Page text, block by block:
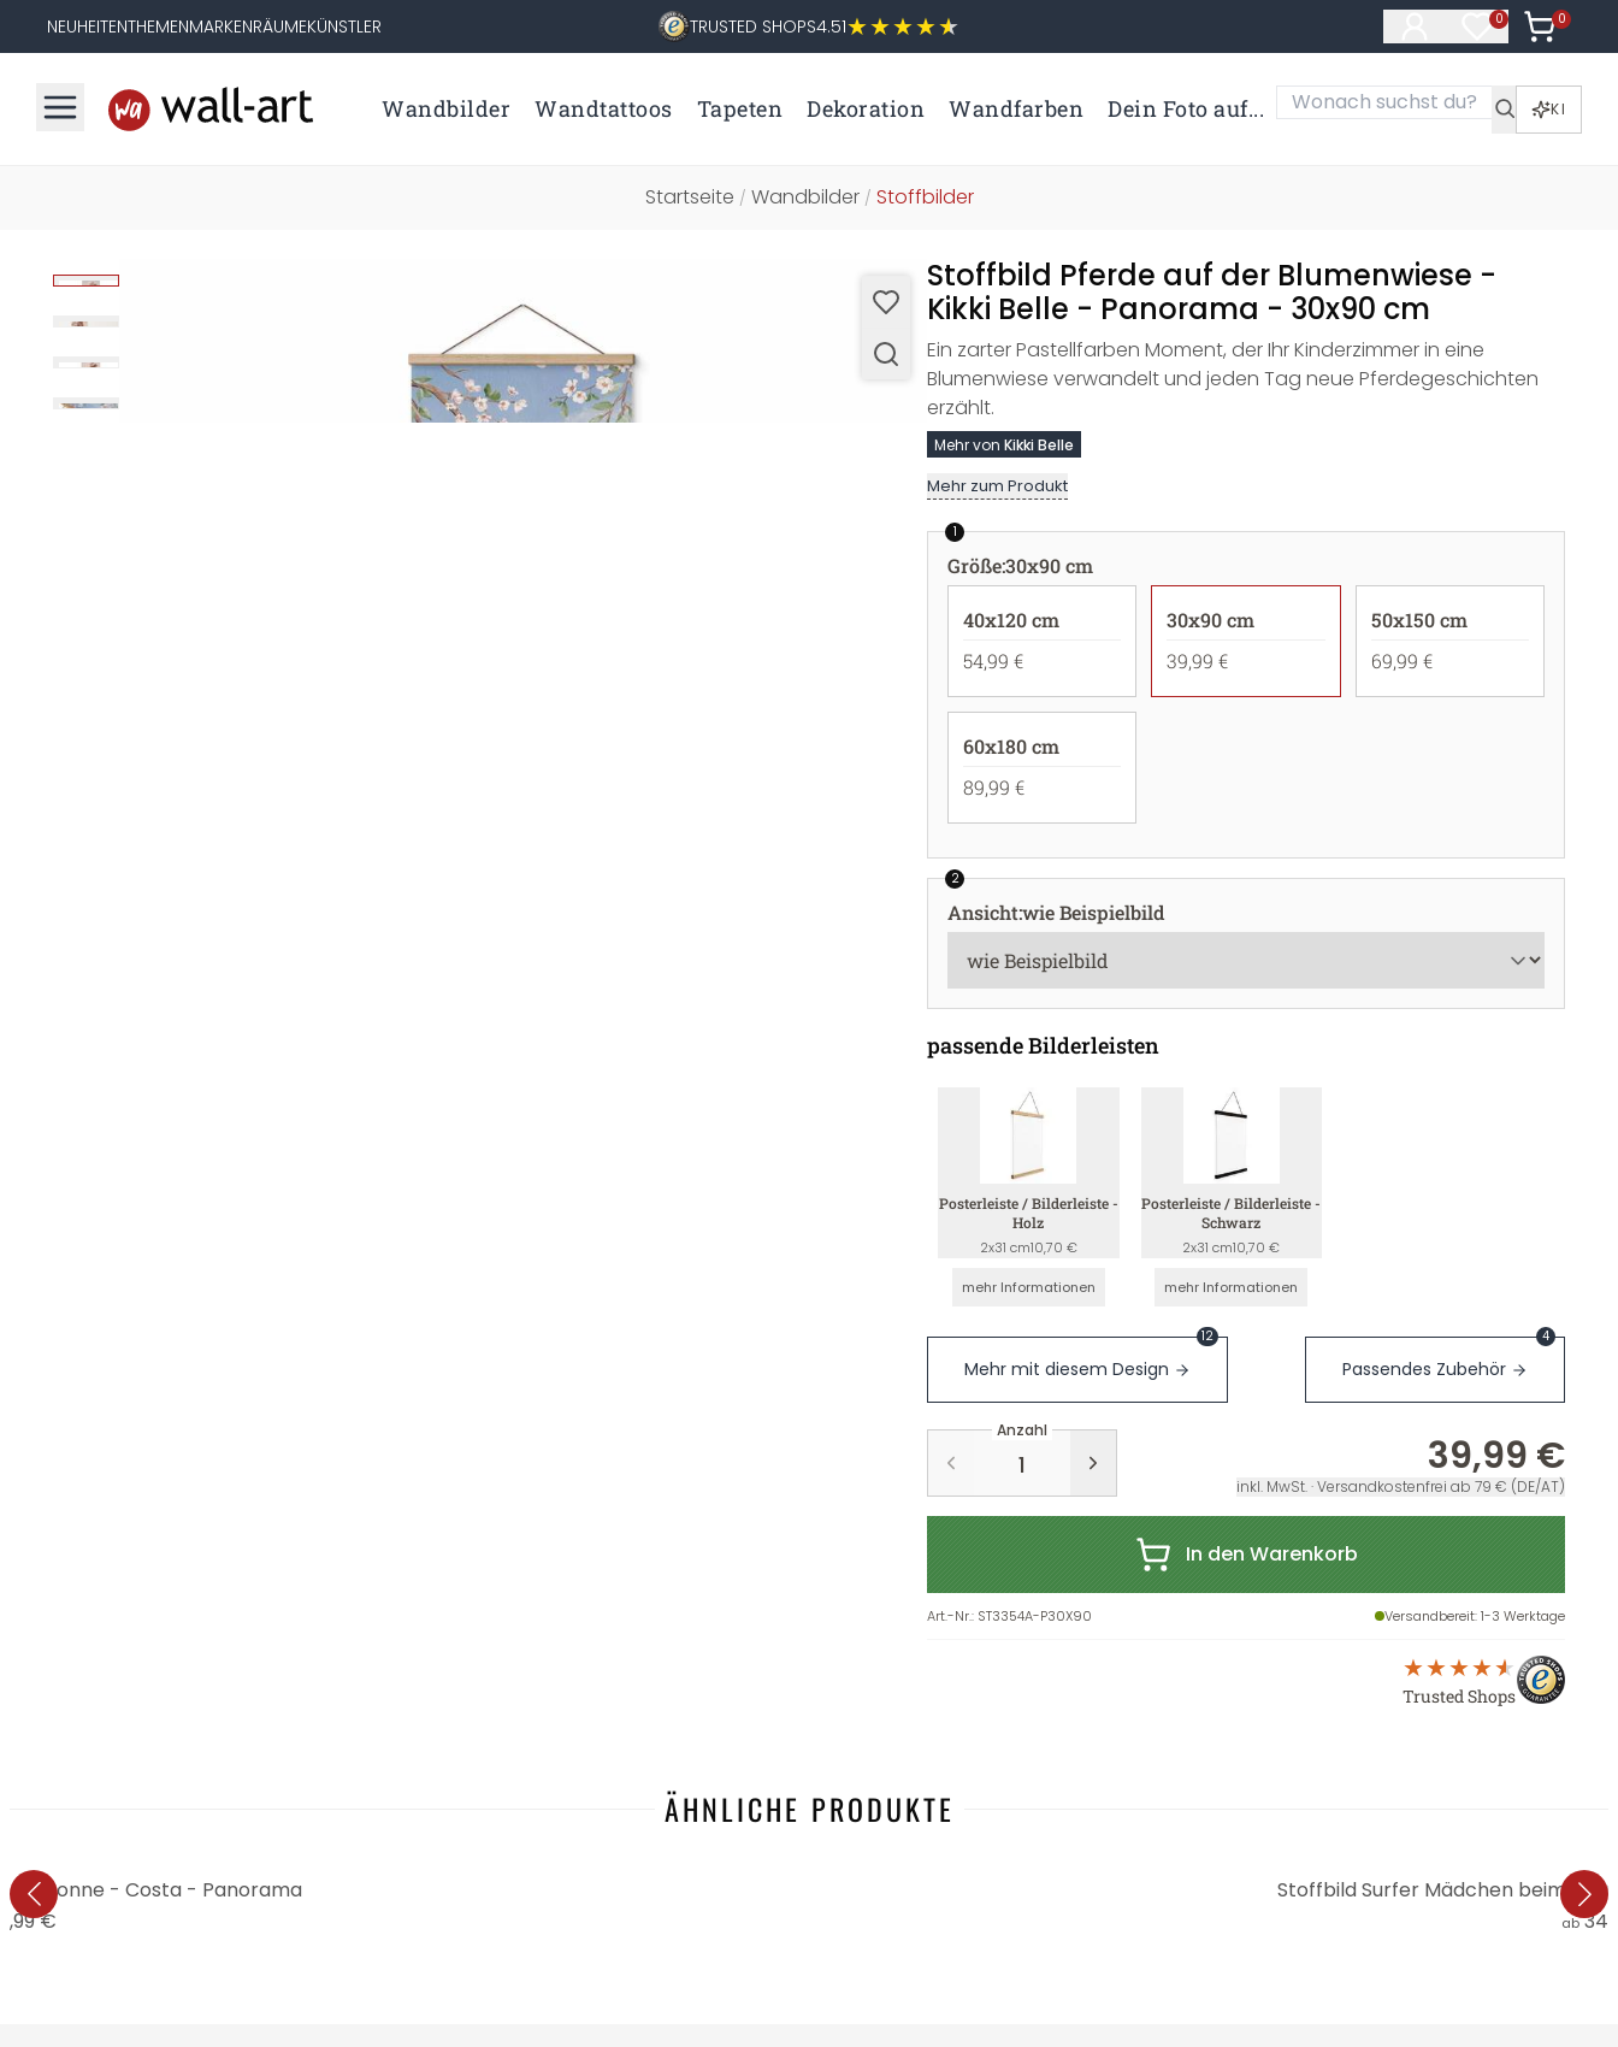
NEUHEITENTHEMENMARKENRÄUMEKÜNSTLER TRUSTED SHOPS4.51 0
Artikel im
0
Artikel
Wandbilder Wandtattoos Tapeten Dekoration Wandfarben Dein Foto auf... KI
Startseite / Wandbilder/ Stoffbilder
Stoffbild Pferde auf der Blumenwiese -
Kikki Belle - Panorama - 30x90 cm
Ein zarter Pastellfarben Moment, der Ihr Kinderzimmer in eine
Blumenwiese verwandelt und jeden Tag neue Pferdegeschichten
erzählt.
Mehr von Kikki Belle
Mehr zum Produkt
1
Größe:30x90 cm
40x120 cm
54,99 €
30x90 cm
39,99 €
50x150 cm
69,99 €
60x180 cm
89,99 €
2
Ansicht:wie Beispielbild
passende Bilderleisten
Posterleiste / Bilderleiste -
Holz
2x31 cm10,70 €
mehr Informationen
Posterleiste / Bilderleiste -
Schwarz
2x31 cm10,70 €
mehr Informationen
Mehr mit diesem Design
12
Passendes Zubehör
4
Anzahl
39,99 €
inkl. MwSt. · Versandkostenfrei ab 79 € (DE/AT)
In den Warenkorb
Art.-Nr.: ST3354A-P30X90 Versandbereit: 1-3 Werktage
Trusted Shops
ÄHNLICHE PRODUKTE
- Costa - Panorama
€
Stoffbild Surfer Mädchen beim
ab